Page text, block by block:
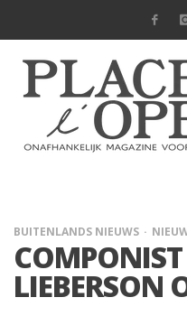
BUITENLANDS NIEUWS
COMPONIST
LIEBERSON